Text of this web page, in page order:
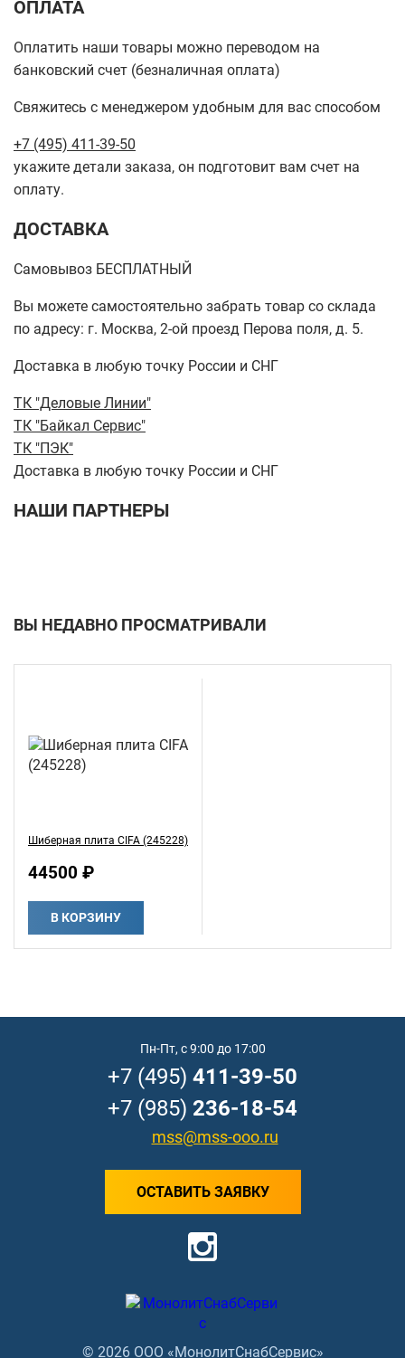
ОПЛАТА
Оплатить наши товары можно переводом на
банковский счет (безналичная оплата)
Свяжитесь с менеджером удобным для вас способом
+7 (495) 411-39-50
укажите детали заказа, он подготовит вам счет на
оплату.
ДОСТАВКА
Самовывоз БЕСПЛАТНЫЙ
Вы можете самостоятельно забрать товар со склада
по адресу: г. Москва, 2-ой проезд Перова поля, д. 5.
Доставка в любую точку России и СНГ
ТК "Деловые Линии"
ТК "Байкал Сервис"
ТК "ПЭК"
Доставка в любую точку России и СНГ
НАШИ ПАРТНЕРЫ
ВЫ НЕДАВНО ПРОСМАТРИВАЛИ
Шиберная плита CIFA (245228)
44500 ₽
В КОРЗИНУ
© 2026 ООО «МонолитСнабСервис»
Пн-Пт, с 9:00 до 17:00
+7 (495) 411-39-50
+7 (985) 236-18-54
mss@mss-ooo.ru
ОСТАВИТЬ ЗАЯВКУ